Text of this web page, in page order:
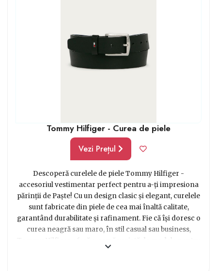
Tommy Hilfiger - Curea de piele
Vezi Prețul
Descoperă curelele de piele Tommy Hilfiger -
accesoriul vestimentar perfect pentru a-ți impresiona
părinții de Paște! Cu un design clasic și elegant, curelele
sunt fabricate din piele de cea mai înaltă calitate,
garantând durabilitate și rafinament. Fie că își doresc o
curea neagră sau maro, în stil casual sau business,
Tommy Hilfiger oferă o gamă variată de modele pentru